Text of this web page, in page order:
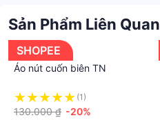
Sản Phẩm Liên Quan
SHOPEE
Áo nút cuốn biên TN
(1)
130.000 ₫ -20%